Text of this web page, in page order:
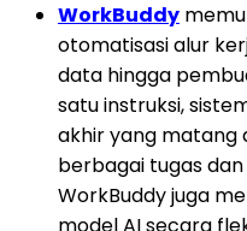
WorkBuddy
otomatisasi alur
data hingga
satu instruksi,
akhir yang matang
berbagai tugas
WorkBuddy juga